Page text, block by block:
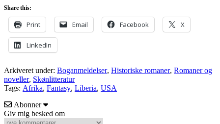
Share this:
Print Email Facebook X
LinkedIn
Arkiveret under: Boganmeldelser, Historiske romaner, Romaner og
noveller, Skønlitteratur
Tags: Afrika, Fantasy, Liberia, USA
Abonner
Giv mig besked om